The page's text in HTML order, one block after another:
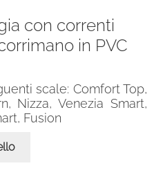
con correnti
in PVC
scale: Comfort Top,
Nizza, Venezia Smart,
Fusion